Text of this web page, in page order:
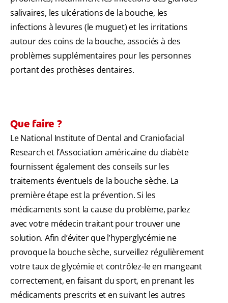
salivaires, les ulcérations de la bouche, les
infections à levures (le muguet) et les irritations
autour des coins de la bouche, associés à des
problèmes supplémentaires pour les personnes
portant des prothèses dentaires.
Que faire ?
Le National Institute of Dental and Craniofacial
Research et l’Association américaine du diabète
fournissent également des conseils sur les
traitements éventuels de la bouche sèche. La
première étape est la prévention. Si les
médicaments sont la cause du problème, parlez
avec votre médecin traitant pour trouver une
solution. Afin d’éviter que l’hyperglycémie ne
provoque la bouche sèche, surveillez régulièrement
votre taux de glycémie et contrôlez-le en mangeant
correctement, en faisant du sport, en prenant les
médicaments prescrits et en suivant les autres